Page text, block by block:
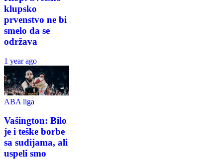
klupsko
prvenstvo ne bi
smelo da se
održava
1 year ago
ABA liga
Vašington: Bilo
je i teške borbe
sa sudijama, ali
uspeli smo